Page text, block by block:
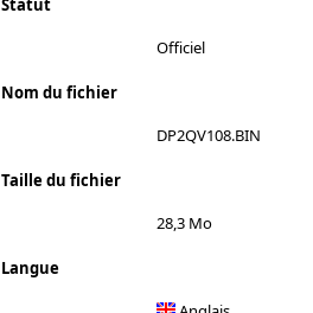
Officiel
Nom du fichier
DP2QV108.BIN
Taille du fichier
28,3 Mo
Langue